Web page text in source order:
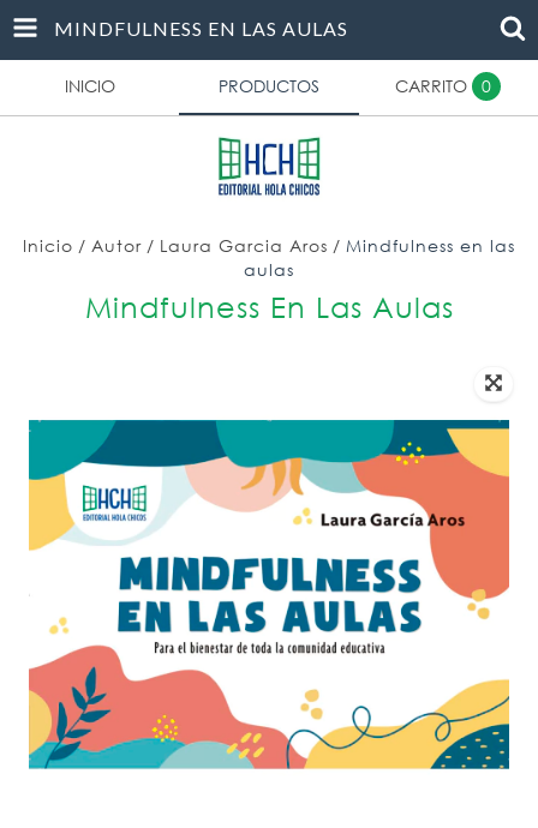
MINDFULNESS EN LAS AULAS
INICIO PRODUCTOS CARRITO 0
Inicio / Autor / Laura Garcia Aros / Mindfulness en las
aulas
Mindfulness En Las Aulas